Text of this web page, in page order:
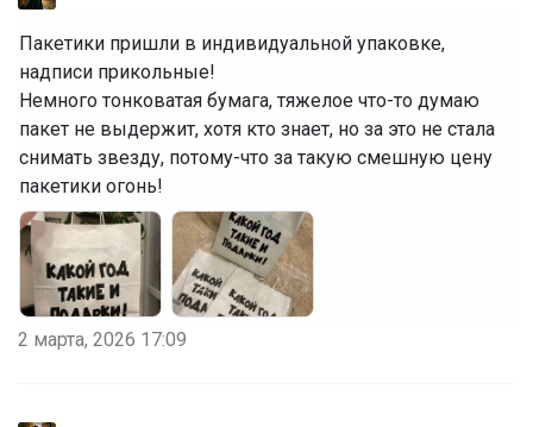
Пакетики пришли в индивидуальной упаковке,
надписи прикольные!
Немного тонковатая бумага, тяжелое что-то думаю
пакет не выдержит, хотя кто знает, но за это не стала
снимать звезду, потому-что за такую смешную цену
пакетики огонь!
2 марта, 2026 17:09